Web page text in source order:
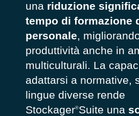
una riduzione
tempo di formazione
personale ,
produttività anche in
multiculturali. La
adattarsi a normative,
lingue diverse rende
Stockager®Suite una